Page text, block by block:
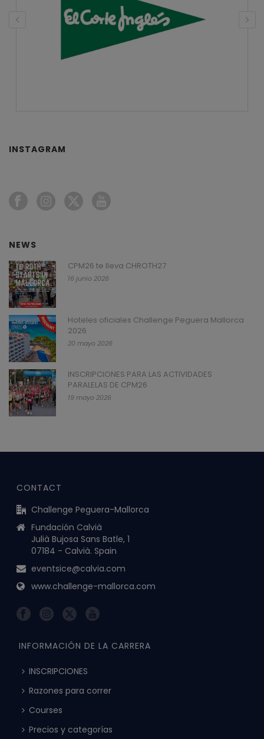
INSTAGRAM
NEWS
CPM26 te lleva CHROTH27
16 junio 2026
Hoteles oficiales Challenge Peguera Mallorca
2026
20 mayo 2026
INSCRIPCIONES PARA LAS ACTIVIDADES
PARALELAS DE CPM26
19 mayo 2026
CONTACT
Challenge Peguera-Mallorca
Fundación Calvià
Julià Bujosa Sans Batle, 1
07184 - Calvià. Spain
eventsice@calvia.com
www.challenge-mallorca.com
INFORMACIÓN DE LA CARRERA
INSCRIPCIONES
Razones para correr
Courses
Precios y categorías